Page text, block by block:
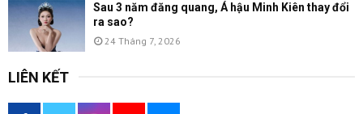
Sau 3 năm đăng quang, Á hậu Minh Kiên thay đổi
ra sao?
24 Tháng 7, 2026
LIÊN KẾT